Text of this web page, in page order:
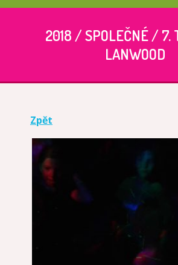
2018 / SPOLEČNÉ / 7.
LANWOOD
Zpět